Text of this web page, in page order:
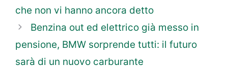
che non vi hanno ancora detto
Benzina out ed elettrico già messo in
pensione, BMW sorprende tutti: il futuro
sarà di un nuovo carburante